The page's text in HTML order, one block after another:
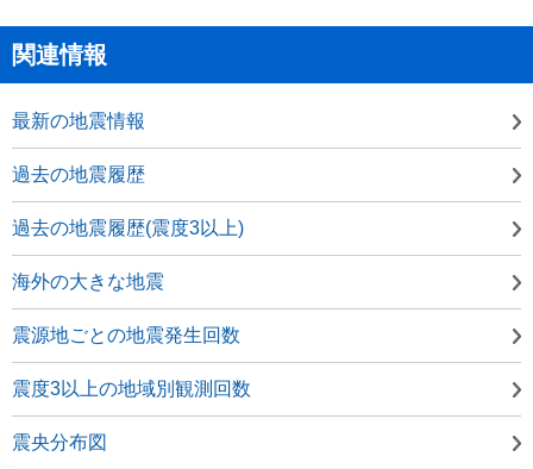
関連情報
最新の地震情報
過去の地震履歴
過去の地震履歴(震度3以上)
海外の大きな地震
震源地ごとの地震発生回数
震度3以上の地域別観測回数
震央分布図